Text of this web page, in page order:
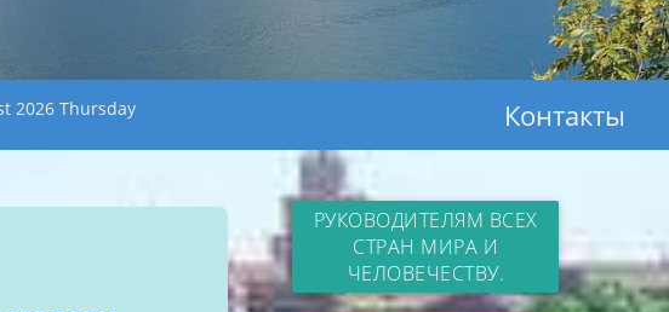
2026 Thursday Контакты
РУКОВОДИТЕЛЯМ ВСЕХ
СТРАН МИРА И
ЧЕЛОВЕЧЕСТВУ.